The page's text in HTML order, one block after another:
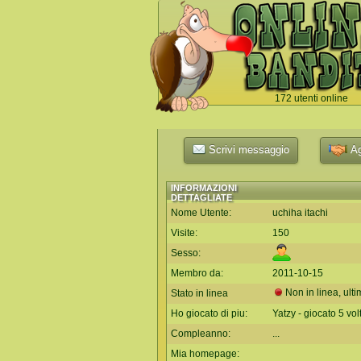
172 utenti online
`
Scrivi messaggio
INFORMAZIONI
DETTAGLIATE
Nome Utente:
uchiha itachi
Visite:
150
Sesso:
Membro da:
2011-10-15
Stato in linea
Non in linea,
Ho giocato di piu:
Yatzy - giocato 5
Compleanno:
...
Mia homepage: